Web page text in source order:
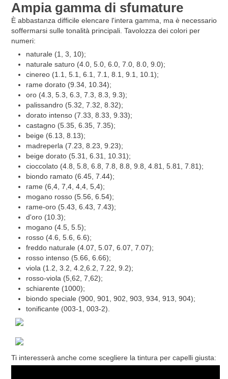
Ampia gamma di sfumature
È abbastanza difficile elencare l'intera gamma, ma è necessario
soffermarsi sulle tonalità principali. Tavolozza dei colori per
numeri:
naturale (1, 3, 10);
naturale saturo (4.0, 5.0, 6.0, 7.0, 8.0, 9.0);
cinereo (1.1, 5.1, 6.1, 7.1, 8.1, 9.1, 10.1);
rame dorato (9.34, 10.34);
oro (4.3, 5.3, 6.3, 7.3, 8.3, 9.3);
palissandro (5.32, 7.32, 8.32);
dorato intenso (7.33, 8.33, 9.33);
castagno (5.35, 6.35, 7.35);
beige (6.13, 8.13);
madreperla (7.23, 8.23, 9.23);
beige dorato (5.31, 6.31, 10.31);
cioccolato (4.8, 5.8, 6.8, 7.8, 8.8, 9.8, 4.81, 5.81, 7.81);
biondo ramato (6.45, 7.44);
rame (6,4, 7,4, 4,4, 5,4);
mogano rosso (5.56, 6.54);
rame-oro (5.43, 6.43, 7.43);
d'oro (10.3);
mogano (4.5, 5.5);
rosso (4.6, 5.6, 6.6);
freddo naturale (4.07, 5.07, 6.07, 7.07);
rosso intenso (5.66, 6.66);
viola (1.2, 3.2, 4.2,6.2, 7.22, 9.2);
rosso-viola (5,62, 7,62);
schiarente (1000);
biondo speciale (900, 901, 902, 903, 934, 913, 904);
tonificante (003-1, 003-2).
Ti interesserà anche come scegliere la tintura per capelli giusta: